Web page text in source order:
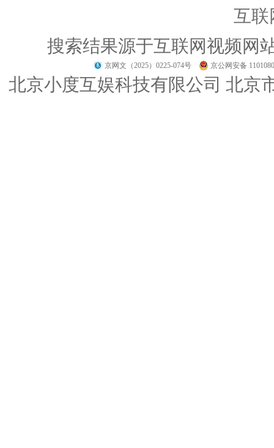
互联
搜索结果源于互联网视频网
京网文（2025）0225-074号 京公网安备
北京小度互娱科技有限公司 北京